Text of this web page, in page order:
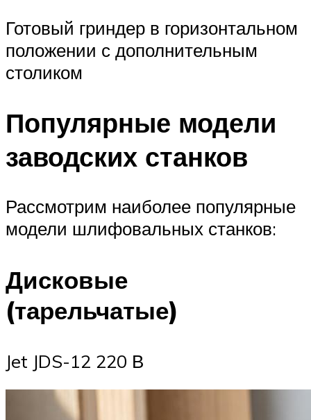
Готовый гриндер в горизонтальном
положении с дополнительным
столиком
Популярные модели
заводских станков
Рассмотрим наиболее популярные
модели шлифовальных станков:
Дисковые
(тарельчатые)
Jet JDS-12 220 В